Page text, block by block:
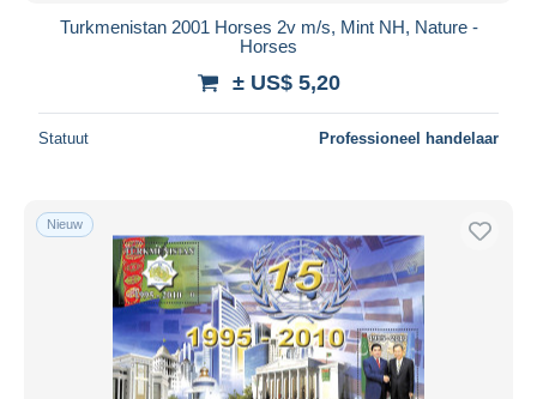
Turkmenistan 2001 Horses 2v m/s, Mint NH, Nature -
Horses
± US$ 5,20
Statuut Professioneel handelaar
Nieuw